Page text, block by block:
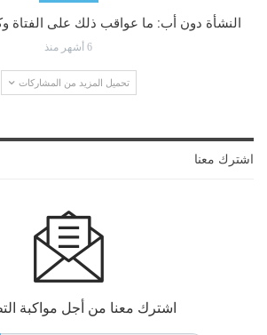
النشأة دون أب: ما عواقب ذلك على الفتاة
6 أشهر منذ
تحميل المزيد من المشاركات
اشترك معنا
اشترك معنا من أجل مواكبة